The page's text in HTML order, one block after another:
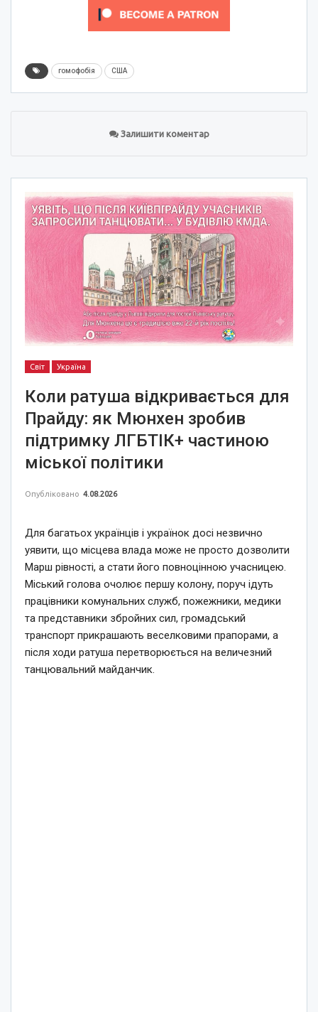
гомофобія США
Залишити коментар
Світ Україна
Коли ратуша відкривається для
Прайду: як Мюнхен зробив
підтримку ЛГБТІК+ частиною
міської політики
Опубліковано 4.08.2026
Для багатьох українців і українок досі незвично
уявити, що місцева влада може не просто дозволити
Марш рівності, а стати його повноцінною учасницею.
Міський голова очолює першу колону, поруч ідуть
працівники комунальних служб, пожежники, медики
та представники збройних сил, громадський
транспорт прикрашають веселковими прапорами, а
після ходи ратуша перетворюється на величезний
танцювальний майданчик.